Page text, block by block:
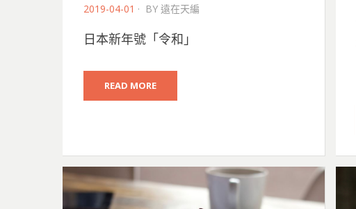
POSTED
2019-04-01 BY 遠在天編
日本新年號「令和」
READ MORE